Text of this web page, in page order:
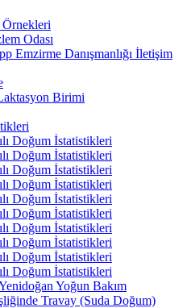
Odası
Emzirme Danışmanlığı İletişim
Birimi
Doğum İstatistikleri
Doğum İstatistikleri
Doğum İstatistikleri
Doğum İstatistikleri
Doğum İstatistikleri
Doğum İstatistikleri
Doğum İstatistikleri
Doğum İstatistikleri
Doğum İstatistikleri
Doğum İstatistikleri
Yoğun Bakım
Travay (Suda Doğum)